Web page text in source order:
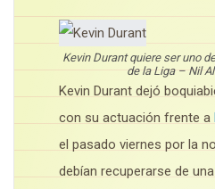
Kevin Durant quiere ser uno
de la Liga – Nil
Kevin Durant dejó
con su actuación frente a
el pasado viernes por la
debían recuperarse de